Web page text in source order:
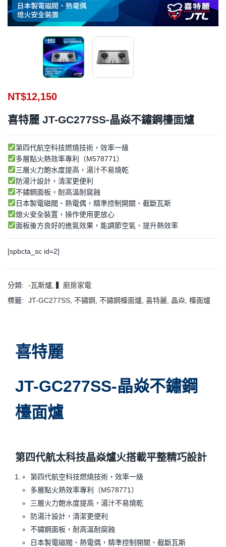
NT$12,150
喜特麗 JT-GC277SS-晶焱不鏽鋼檯面爐
第四代航空科技燃燒技術，效率一級
多層點火熱效率專利（M578771）
三層火力飽水度提高，湯汁不易燒乾
防湯汁設計，清潔更便利
不鏽鋼面板，耐高溫耐腐蝕
日本製電磁閥、熱電偶，精準控制開關、截斷瓦斯
熄火安全裝置，操作使用更放心
面板後方良好的進氣效果，能調節空氣、提升熱效率
[spbcta_sc id=2]
分類: -瓦斯爐
▍廚房家電
標籤:
JT-GC277SS 不鏽鋼 不鏽鋼檯面爐 喜特麗 晶焱 檯面爐
喜特麗
JT-GC277SS-晶焱不鏽鋼
檯面爐
第四代航太科技晶焱爐火搭載平整精巧設計
第四代航空科技燃燒技術，效率一級
多層點火熱效率專利（M578771）
三層火力飽水度提高，湯汁不易燒乾
防湯汁設計，清潔更便利
不鏽鋼面板，耐高溫耐腐蝕
日本製電磁閥、熱電偶，精準控制開關、截斷瓦斯